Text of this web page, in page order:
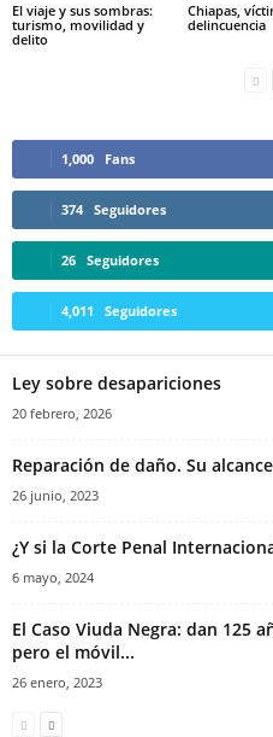
El viaje y sus sombras:
turismo, movilidad y
delito
Chiapas,
delincuencia
1,000 Fans
374 Seguidores
26 Seguidores
4,011 Seguidores
Ley sobre desapariciones
20 febrero, 2026
Reparación de daño. Su
26 junio, 2023
¿Y si la Corte Penal
6 mayo, 2024
El Caso Viuda Negra: dan 125
pero el móvil...
26 enero, 2023